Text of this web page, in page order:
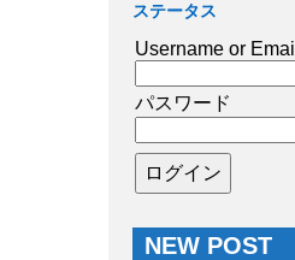
ステータス
Username or Email
パスワード
NEW POST